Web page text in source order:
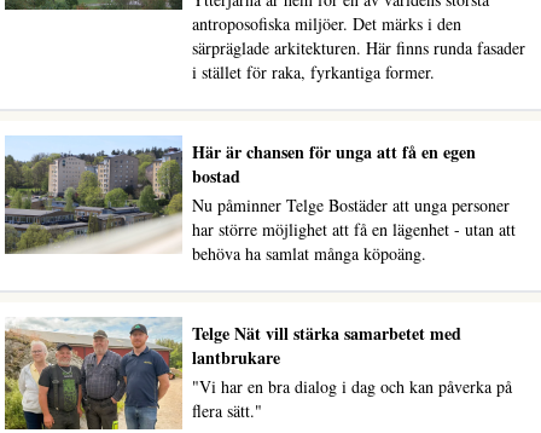
antroposofiska miljöer. Det märks i den
särpräglade arkitekturen. Här finns runda fasader
i stället för raka, fyrkantiga former.
Här är chansen för unga att få en egen
bostad
Nu påminner Telge Bostäder att unga personer
har större möjlighet att få en lägenhet - utan att
behöva ha samlat många köpoäng.
Telge Nät vill stärka samarbetet med
lantbrukare
"Vi har en bra dialog i dag och kan påverka på
flera sätt."